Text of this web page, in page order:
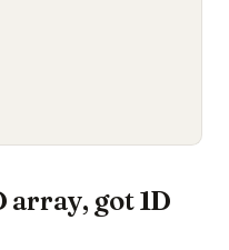
array, got 1D